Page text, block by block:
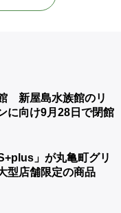
新屋島水族館のリ
に向け9月28日で閉館
」が丸亀町グリ
型店舗限定の商品